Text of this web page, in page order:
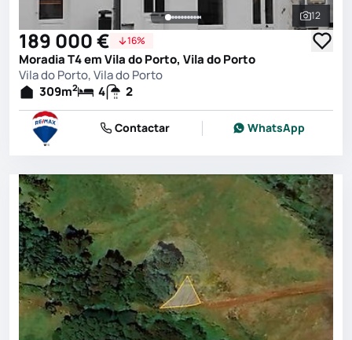
Ver
12
189 000 € 16%
Moradia T4 em Vila do Porto, Vila do Porto
Vila do Porto, Vila do Porto
309m2 4 2
Contactar WhatsApp